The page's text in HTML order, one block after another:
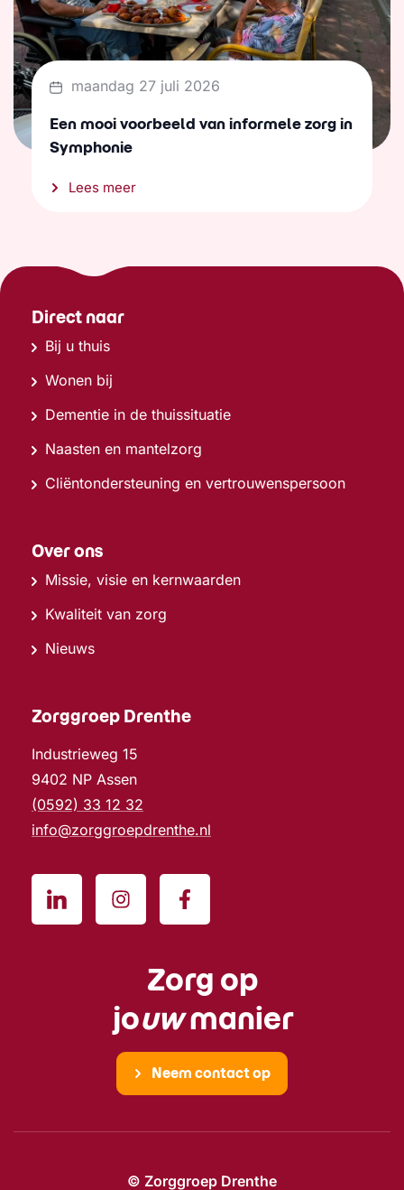
maandag 27 juli 2026
Een mooi voorbeeld van informele zorg in
Symphonie
Lees meer
Direct naar
Bij u thuis
Wonen bij
Dementie in de thuissituatie
Naasten en mantelzorg
Cliëntondersteuning en vertrouwenspersoon
Over ons
Missie, visie en kernwaarden
Kwaliteit van zorg
Nieuws
Zorggroep Drenthe
Industrieweg 15
9402 NP Assen
(0592) 33 12 32
info@zorggroepdrenthe.nl
Zorg op
jouwmanier
Neem contact op
© Zorggroep Drenthe